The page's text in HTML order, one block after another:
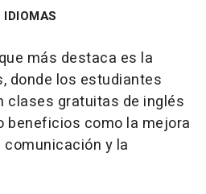
más destaca es la
donde los estudiantes
clases gratuitas de inglés
beneficios como la mejora
y la